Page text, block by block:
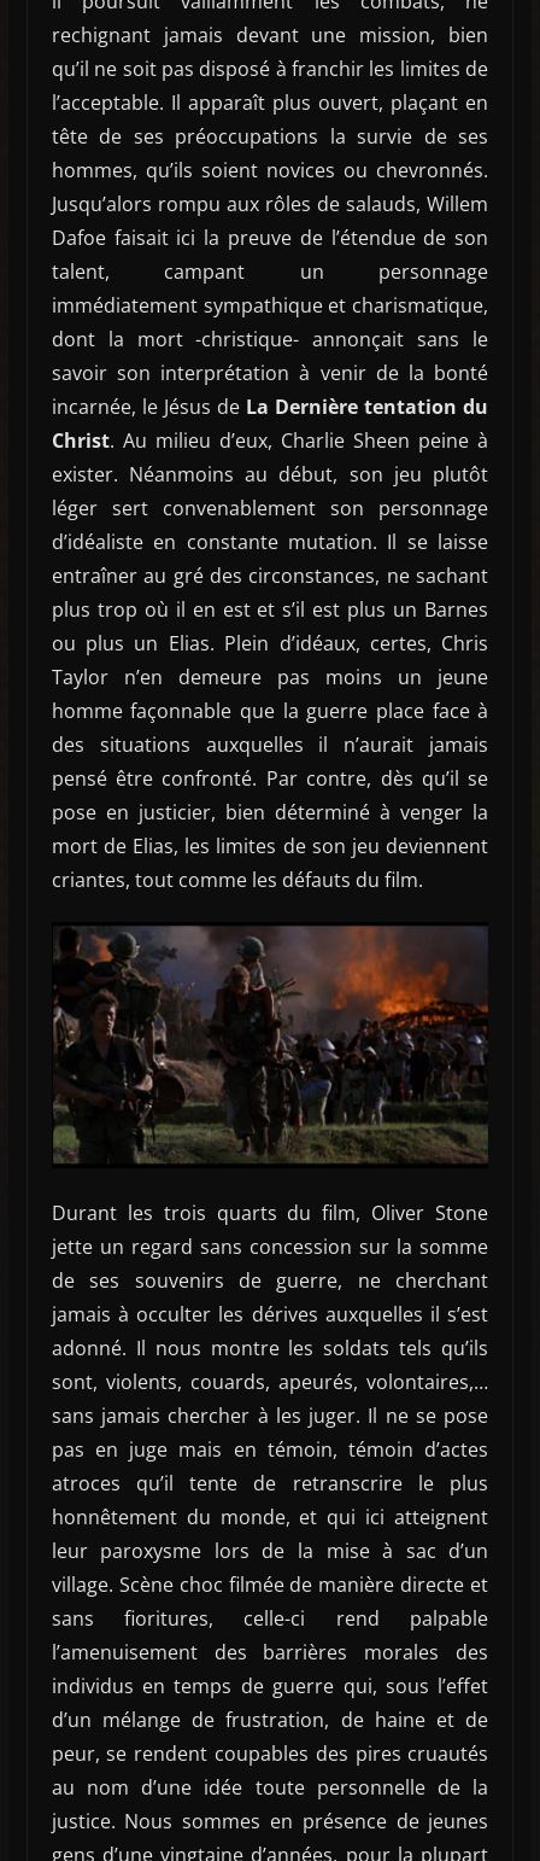
rechignant jamais devant une mission, bien
qu’il ne soit pas disposé à franchir les limites de
l’acceptable. Il apparaît plus ouvert, plaçant en
tête de ses préoccupations la survie de ses
hommes, qu’ils soient novices ou chevronnés.
Jusqu’alors rompu aux rôles de salauds, Willem
Dafoe faisait ici la preuve de l’étendue de son
talent, campant un personnage
immédiatement sympathique et charismatique,
dont la mort -christique- annonçait sans le
savoir son interprétation à venir de la bonté
incarnée, le Jésus de La Dernière tentation du
Christ. Au milieu d’eux, Charlie Sheen peine à
exister. Néanmoins au début, son jeu plutôt
léger sert convenablement son personnage
d’idéaliste en constante mutation. Il se laisse
entraîner au gré des circonstances, ne sachant
plus trop où il en est et s’il est plus un Barnes
ou plus un Elias. Plein d’idéaux, certes, Chris
Taylor n’en demeure pas moins un jeune
homme façonnable que la guerre place face à
des situations auxquelles il n’aurait jamais
pensé être confronté. Par contre, dès qu’il se
pose en justicier, bien déterminé à venger la
mort de Elias, les limites de son jeu deviennent
criantes, tout comme les défauts du film.
Durant les trois quarts du film, Oliver Stone
jette un regard sans concession sur la somme
de ses souvenirs de guerre, ne cherchant
jamais à occulter les dérives auxquelles il s’est
adonné. Il nous montre les soldats tels qu’ils
sont, violents, couards, apeurés, volontaires,…
sans jamais chercher à les juger. Il ne se pose
pas en juge mais en témoin, témoin d’actes
atroces qu’il tente de retranscrire le plus
honnêtement du monde, et qui ici atteignent
leur paroxysme lors de la mise à sac d’un
village. Scène choc filmée de manière directe et
sans fioritures, celle-ci rend palpable
l’amenuisement des barrières morales des
individus en temps de guerre qui, sous l’effet
d’un mélange de frustration, de haine et de
peur, se rendent coupables des pires cruautés
au nom d’une idée toute personnelle de la
justice. Nous sommes en présence de jeunes
gens d’une vingtaine d’années, pour la plupart